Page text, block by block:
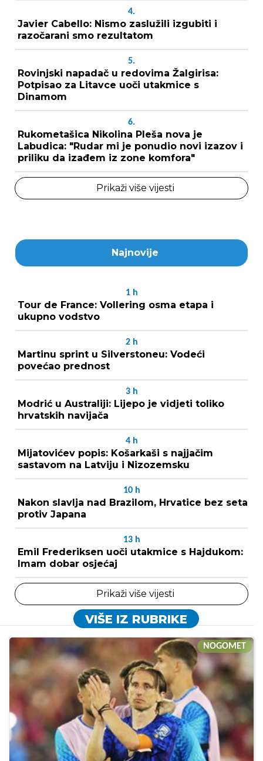
4.
Javier Cabello: Nismo zaslužili izgubiti i
razočarani smo rezultatom
5.
Rovinjski napadač u redovima Žalgirisa:
Potpisao za Litavce uoči utakmice s
Dinamom
6.
Rukometašica Nikolina Pleša nova je
Labudica: "Rudar mi je ponudio novi izazov i
priliku da izađem iz zone komfora"
Prikaži više vijesti
Najnovije
1 h
Tour de France: Vollering osma etapa i
ukupno vodstvo
2 h
Martinu sprint u Silverstoneu: Vodeći
povećao prednost
3 h
Modrić u Australiji: Lijepo je vidjeti toliko
hrvatskih navijača
4 h
Mijatovićev popis: Košarkaši s najjačim
sastavom na Latviju i Nizozemsku
10 h
Nakon slavlja nad Brazilom, Hrvatice bez seta
protiv Japana
13 h
Emil Frederiksen uoči utakmice s Hajdukom:
Imam dobar osjećaj
Prikaži više vijesti
VIŠE IZ RUBRIKE
NOGOMET